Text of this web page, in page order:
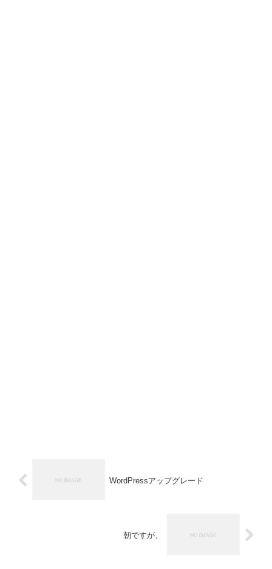
WordPressアップグレード
朝ですが、